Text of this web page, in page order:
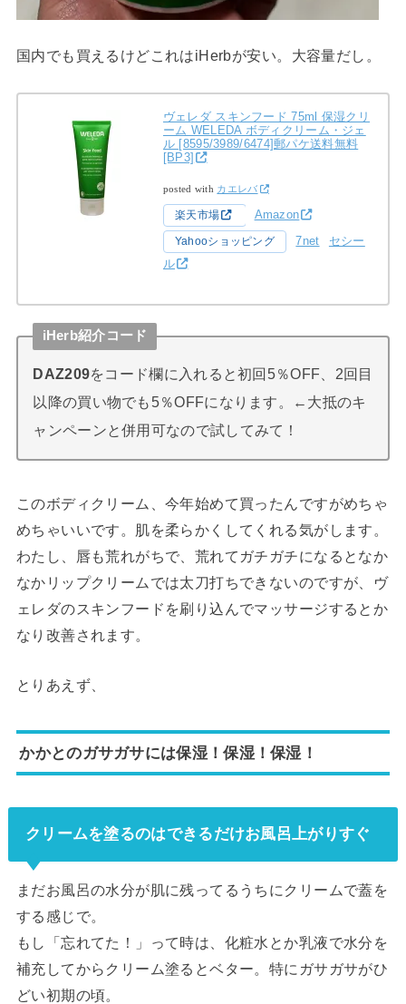
国内でも買えるけどこれはiHerbが安い。大容量だし。
ヴェレダ スキンフード 75ml 保湿クリ
ーム WELEDA ボディクリーム・ジェ
ル [8595/3989/6474]郵パケ送料無料
[BP3]
posted with カエレバ
楽天市場 Amazon
Yahooショッピング 7net
セシー
ル
iHerb紹介コード
DAZ209をコード欄に入れると初回5％OFF、2回目
以降の買い物でも5％OFFになります。←大抵のキ
ャンペーンと併用可なので試してみて！
このボディクリーム、今年始めて買ったんですがめちゃ
めちゃいいです。肌を柔らかくしてくれる気がします。
わたし、唇も荒れがちで、荒れてガチガチになるとなか
なかリップクリームでは太刀打ちできないのですが、ヴ
ェレダのスキンフードを刷り込んでマッサージするとか
なり改善されます。
とりあえず、
かかとのガサガサには保湿！保湿！保湿！
クリームを塗るのはできるだけお風呂上がりすぐ
まだお風呂の水分が肌に残ってるうちにクリームで蓋を
する感じで。
もし「忘れてた！」って時は、化粧水とか乳液で水分を
補充してからクリーム塗るとベター。特にガサガサがひ
どい初期の頃。